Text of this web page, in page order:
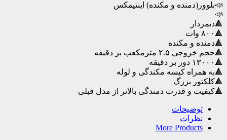
📣بلوور(دمنده و مکنده) اینتیمکس
📣
🔺دیمردار
🔺۸۰۰ وات
🔺دمنده و مکنده
🔺حجم خروجی ۲.۵ مترمکعب بر دقیقه
🔺۱۳۰۰۰ دور بر دقیقه
🔺به همراه کیسه مکندگی و لوله
🔺کلکتور بزرگ
🔺کیفیت و قدرت دمندگی بالاتر از مدل قبلی
توضیحات
نظرات
More Products